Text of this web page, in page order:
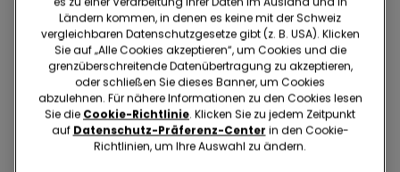
-70% -70%
1 Farbe
Ländern kommen, in denen es keine mit der Schweiz
vergleichbaren Datenschutzgesetze gibt (z. B. USA). Klicken
Sie auf „Alle Cookies akzeptieren“, um Cookies und die
grenzüberschreitende Datenübertragung zu akzeptieren,
oder schließen Sie dieses Banner, um Cookies
abzulehnen. Für nähere Informationen zu den Cookies lesen
Sie die Cookie-Richtlinie. Klicken Sie zu jedem Zeitpunkt
auf Datenschutz-Präferenz-Center in den Cookie-
Richtlinien, um Ihre Auswahl zu ändern.